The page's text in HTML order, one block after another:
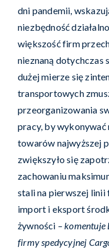
dni pandemii,
niezbędność
większość firm
nieznaną dotychczas
dużej mierze się
transportowych
przeorganizowania
pracy, by
towarów najwyższej
zwiększyło się
zachowaniu
stali na pierwszej linii
import i eksport
żywności – komentuje
firmy spedycyjnej